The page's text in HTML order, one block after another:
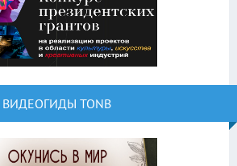
ВИДЕОГИДЫ TONB